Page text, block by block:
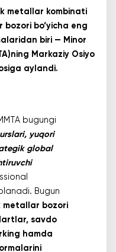
metallar kombinati
bo‘yicha eng
biri — Minor
Markaziy Osiyo
aylandi.
bugungi
yuqori
global
Bugun
metallar bozori
savdo
hamda